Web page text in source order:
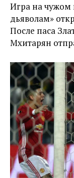
Игра на
дьяволам»
После паса
Мхитарян